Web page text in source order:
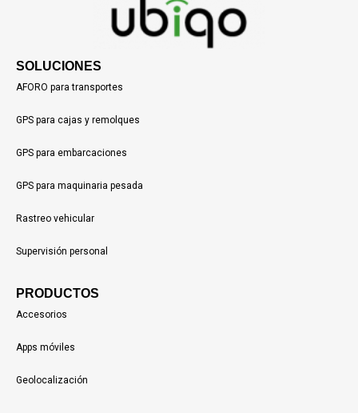
SOLUCIONES
AFORO para transportes
GPS para cajas y remolques
GPS para embarcaciones
GPS para maquinaria pesada
Rastreo vehicular
Supervisión personal
PRODUCTOS
Accesorios
Apps móviles
Geolocalización